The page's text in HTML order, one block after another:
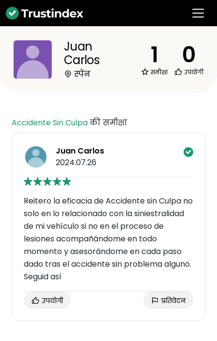
Juan
Carlos
स्पेन
1
समीक्षा
0
उपयोगी
Accidente Sin Culpaकी समीक्षा
Juan Carlos
2024.07.26
Reitero la eficacia de Accidente sin Culpa no
solo en lo relacionado con la siniestralidad
de mi vehículo si no en el proceso de
lesiones acompañándome en todo
momento y asesorándome en cada paso
dado tras el accidente sin problema alguno.
Seguid así
उपयोगी प्रतिवेदन